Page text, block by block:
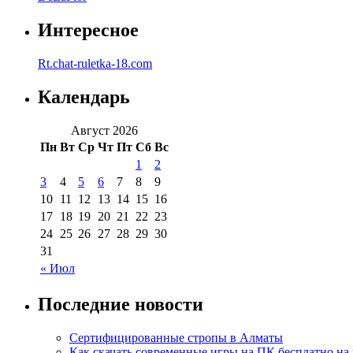
Интересное
Rt.chat-ruletka-18.com
Календарь
Август 2026
Пн Вт Ср Чт Пт Сб Вс
« Июл
1
2
3
4 5 6 7 8
9
10 11 12 13 14 15 16
17 18 19 20 21 22 23
24 25 26 27 28 29 30
31
Последние новости
Сертифицированные стропы в Алматы